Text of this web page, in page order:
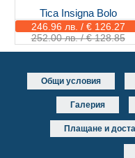
Tica Insigna Bolo
246.96 лв. / € 126.27
252.00 лв. / € 128.85
Общи условия
Галерия
Плащане и